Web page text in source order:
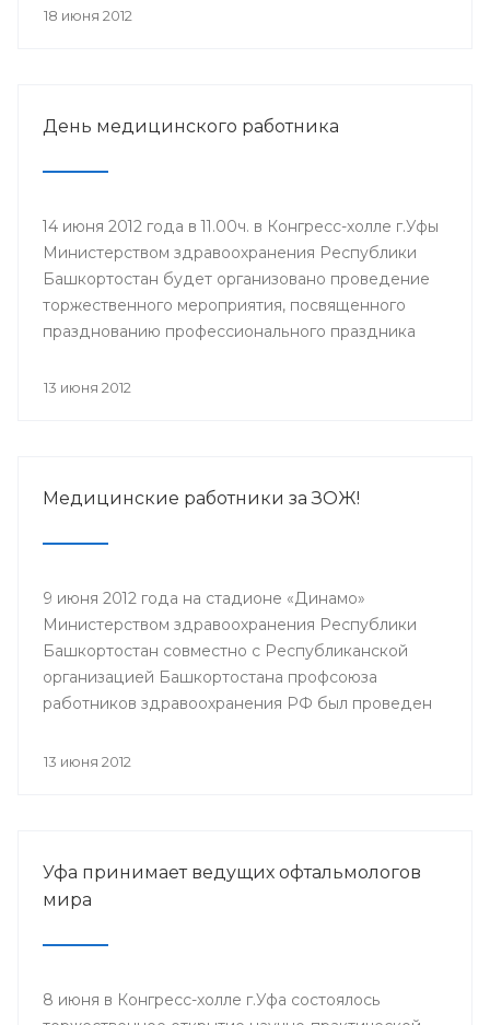
лечебно-профилактических учреждений (ЛПУ)
выпускники 2012 года.
18 июня 2012
День медицинского работника
14 июня 2012 года в 11.00ч. в Конгресс-холле г.Уфы
Министерством здравоохранения Республики
Башкортостан будет организовано проведение
торжественного мероприятия, посвященного
празднованию профессионального праздника
участия в мероприятии приглашены
государственных унитарных предприятий,
13 июня 2012
Медицинские работники за ЗОЖ!
9 июня 2012 года на стадионе «Динамо»
Министерством здравоохранения Республики
Башкортостан совместно с Республиканской
организацией Башкортостана профсоюза
работников здравоохранения РФ был проведен
отрасли здравоохранения, посвященный Дню
систематическим занятиям физической культурой
и спортом, укрепления здоровья работников
сферы здравоохранения.
13 июня 2012
Уфа принимает ведущих офтальмологов
мира
8 июня в Конгресс-холле г.Уфа состоялось